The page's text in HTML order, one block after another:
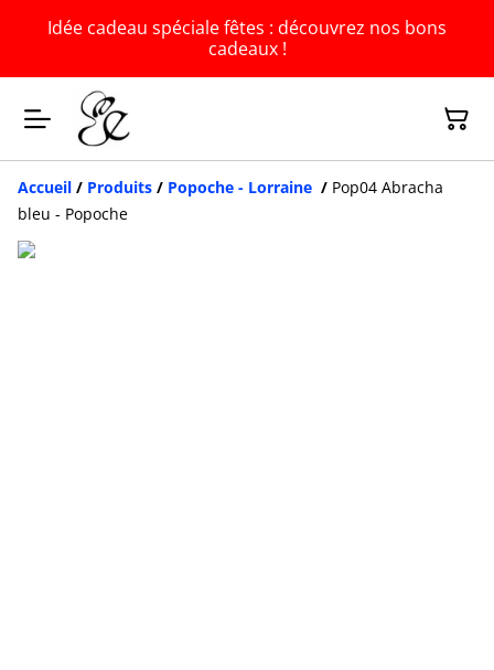
Idée cadeau spéciale fêtes : découvrez nos bons
cadeaux !
Accueil / Produits / Popoche - Lorraine / Pop04 Abracha
bleu - Popoche